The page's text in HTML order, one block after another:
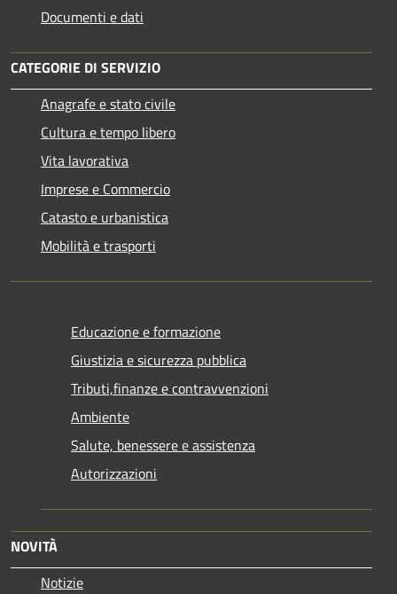
Documenti e dati
CATEGORIE DI SERVIZIO
Anagrafe e stato civile
Cultura e tempo libero
Vita lavorativa
Imprese e Commercio
Catasto e urbanistica
Mobilità e trasporti
Educazione e formazione
Giustizia e sicurezza pubblica
Tributi,finanze e contravvenzioni
Ambiente
Salute, benessere e assistenza
Autorizzazioni
NOVITÀ
Notizie